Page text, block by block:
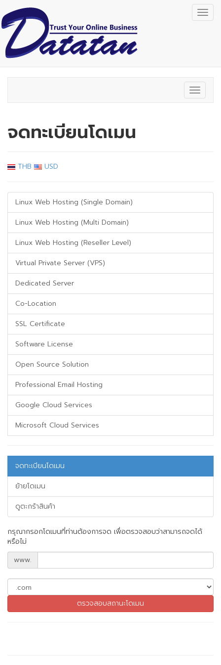
Toggle
จดทะเบียนโดเมน
THB USD
Linux Web Hosting (Single Domain)
Linux Web Hosting (Multi Domain)
Linux Web Hosting (Reseller Level)
Virtual Private Server (VPS)
Dedicated Server
Co-Location
SSL Certificate
Software License
Open Source Solution
Professional Email Hosting
Google Cloud Services
Microsoft Cloud Services
จดทะเบียนโดเมน
ย้ายโดเมน
ดูตะกร้าสินค้า
กรุณากรอกโดเมนที่ท่านต้องการจด เพื่อตรวจสอบว่าสามารถจดได้
หรือไม่
www.